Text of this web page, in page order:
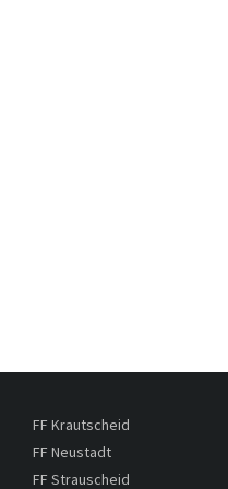
FF Krautscheid
FF Neustadt
FF Strauscheid